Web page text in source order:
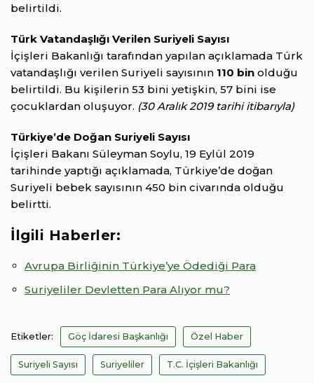
belirtildi.
Türk Vatandaşlığı Verilen Suriyeli Sayısı
İçişleri Bakanlığı tarafından yapılan açıklamada Türk
vatandaşlığı verilen Suriyeli sayısının 110 bin olduğu
belirtildi. Bu kişilerin 53 bini yetişkin, 57 bini ise
çocuklardan oluşuyor. (30 Aralık 2019 tarihi itibarıyla)
Türkiye’de Doğan Suriyeli Sayısı
İçişleri Bakanı Süleyman Soylu, 19 Eylül 2019
tarihinde yaptığı açıklamada, Türkiye’de doğan
Suriyeli bebek sayısının 450 bin civarında olduğu
belirtti.
İlgili Haberler:
Avrupa Birliğinin Türkiye’ye Ödediği Para
Suriyeliler Devletten Para Alıyor mu?
Etiketler: Göç İdaresi Başkanlığı Özel Haber
Suriyeli Sayısı Suriyeliler T.C. İçişleri Bakanlığı